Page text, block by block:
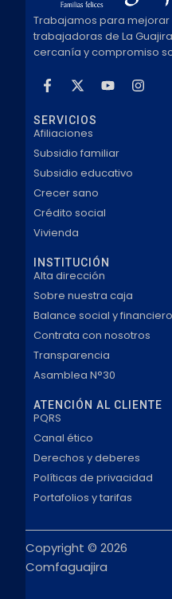
Trabajamos para
trabajadoras de La
cercanía y compromiso
SERVICIOS
Afiliaciones
Subsidio familiar
Subsidio educativo
Crecer sano
Crédito social
Vivienda
INSTITUCIÓN
Alta dirección
Sobre nuestra caja
Balance social y financiero
Contrata con nosotros
Transparencia
Asamblea N°30
ATENCIÓN AL CLIENTE
PQRS
Canal ético
Derechos y deberes
Políticas de privacidad
Portafolios y tarifas
Copyright © 2026
Comfaguajira